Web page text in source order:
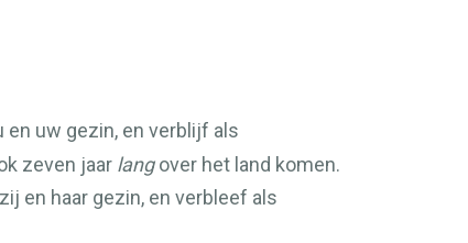
en uw gezin, en verblijf als
zeven jaar langover het land komen.
en haar gezin, en verbleef als